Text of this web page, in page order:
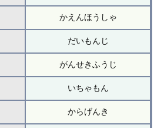
かえんほうしゃ
だいもんじ
がんせきふうじ
いちゃもん
からげんき